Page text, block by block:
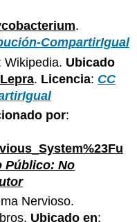
.
CompartirIgual
Wikipedia. Ubicado
. Licencia: CC
por:
Público: No
Nervioso.
Ubicado en: